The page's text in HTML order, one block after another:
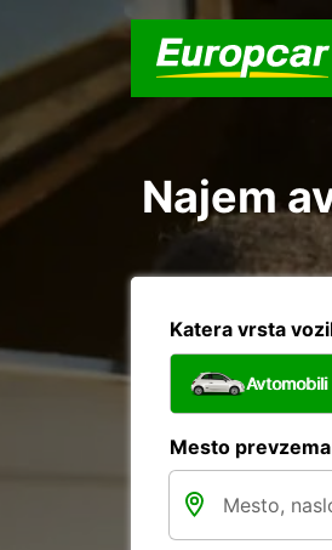
Najem
Katera vrsta
Avtomobili
Mesto